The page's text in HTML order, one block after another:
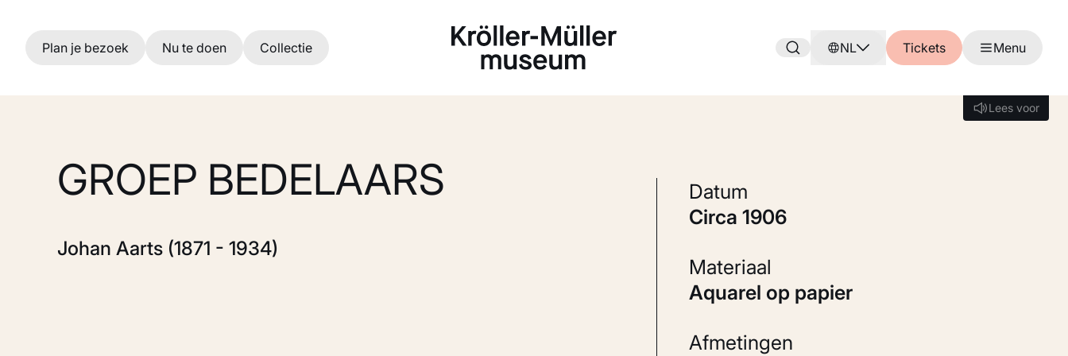
Ga naar hoofdinhoud
Plan je bezoek Nu te doen Collectie NL Tickets Menu
Lees voor
Lees voor
GROEP BEDELAARS
Johan Aarts (1871 - 1934)
Datum
circa 1906
Materiaal
Aquarel op papier
Afmetingen